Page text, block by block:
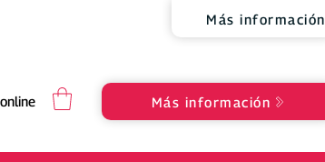
Más información
Más información